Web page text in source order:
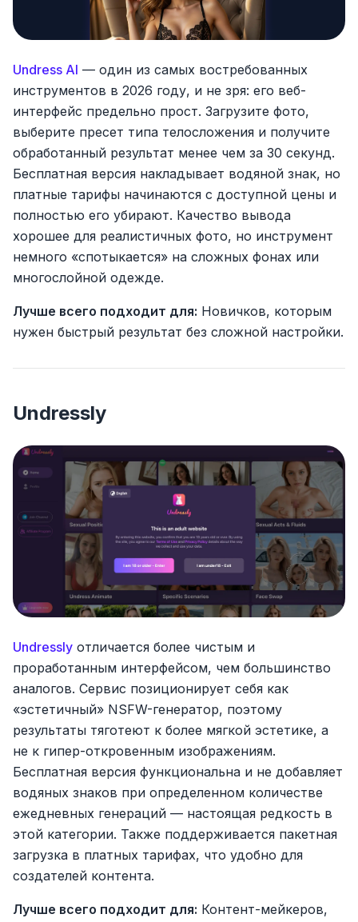
Undress AI — один из самых востребованных
инструментов в 2026 году, и не зря: его веб-
интерфейс предельно прост. Загрузите фото,
выберите пресет типа телосложения и получите
обработанный результат менее чем за 30 секунд.
Бесплатная версия накладывает водяной знак, но
платные тарифы начинаются с доступной цены и
полностью его убирают. Качество вывода
хорошее для реалистичных фото, но инструмент
немного «спотыкается» на сложных фонах или
многослойной одежде.
Лучше всего подходит для: Новичков, которым
нужен быстрый результат без сложной настройки.
Undressly
Undressly отличается более чистым и
проработанным интерфейсом, чем большинство
аналогов. Сервис позиционирует себя как
«эстетичный» NSFW-генератор, поэтому
результаты тяготеют к более мягкой эстетике, а
не к гипер-откровенным изображениям.
Бесплатная версия функциональна и не добавляет
водяных знаков при определенном количестве
ежедневных генераций — настоящая редкость в
этой категории. Также поддерживается пакетная
загрузка в платных тарифах, что удобно для
создателей контента.
Лучше всего подходит для: Контент-мейкеров,